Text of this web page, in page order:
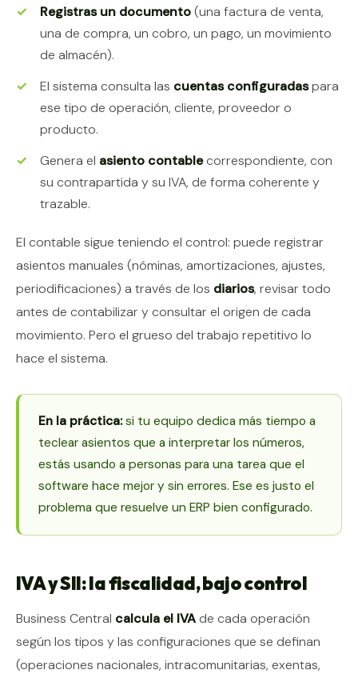
Registras un documento(una factura de venta,
una de compra, un cobro, un pago, un movimiento
de almacén).
El sistema consulta las cuentas configuradaspara
ese tipo de operación, cliente, proveedor o
producto.
Genera el asiento contablecorrespondiente, con
su contrapartida y su IVA, de forma coherente y
trazable.
El contable sigue teniendo el control: puede registrar
asientos manuales (nóminas, amortizaciones, ajustes,
periodificaciones) a través de los diarios, revisar todo
antes de contabilizar y consultar el origen de cada
movimiento. Pero el grueso del trabajo repetitivo lo
hace el sistema.
En la práctica:si tu equipo dedica más tiempo a
teclear asientos que a interpretar los números,
estás usando a personas para una tarea que el
software hace mejor y sin errores. Ese es justo el
problema que resuelve un ERP bien configurado.
IVA y SII: la fiscalidad, bajo control
Business Central calcula el IVA de cada operación
según los tipos y las configuraciones que se definan
(operaciones nacionales, intracomunitarias, exentas,